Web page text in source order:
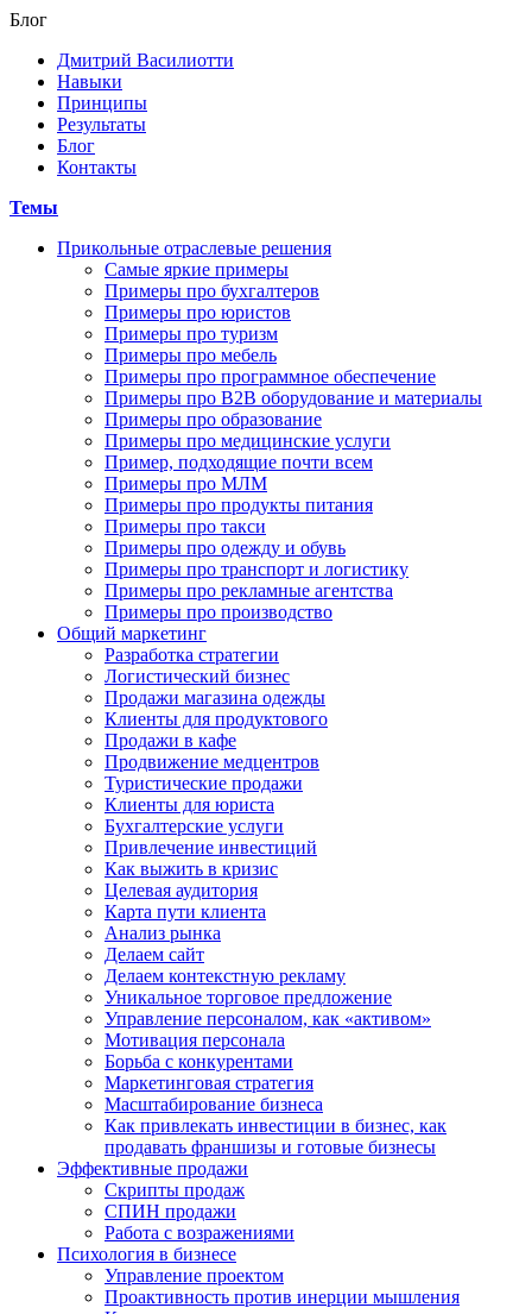
Блог
Дмитрий Василиотти
Навыки
Принципы
Результаты
Блог
Контакты
Темы
Прикольные отраслевые решения
Самые яркие примеры
Примеры про бухгалтеров
Примеры про юристов
Примеры про туризм
Примеры про мебель
Примеры про программное обеспечение
Примеры про В2В оборудование и материалы
Примеры про образование
Примеры про медицинские услуги
Пример, подходящие почти всем
Примеры про МЛМ
Примеры про продукты питания
Примеры про такси
Примеры про одежду и обувь
Примеры про транспорт и логистику
Примеры про рекламные агентства
Примеры про производство
Общий маркетинг
Разработка стратегии
Логистический бизнес
Продажи магазина одежды
Клиенты для продуктового
Продажи в кафе
Продвижение медцентров
Туристические продажи
Клиенты для юриста
Бухгалтерские услуги
Привлечение инвестиций
Как выжить в кризис
Целевая аудитория
Карта пути клиента
Анализ рынка
Делаем сайт
Делаем контекстную рекламу
Уникальное торговое предложение
Управление персоналом, как «активом»
Мотивация персонала
Борьба с конкурентами
Маркетинговая стратегия
Масштабирование бизнеса
Как привлекать инвестиции в бизнес, как
продавать франшизы и готовые бизнесы
Эффективные продажи
Скрипты продаж
СПИН продажи
Работа с возражениями
Психология в бизнесе
Управление проектом
Проактивность против инерции мышления